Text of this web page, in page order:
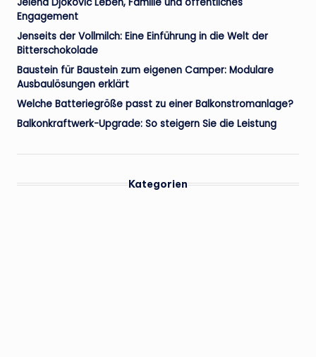
Engagement
Jenseits der Vollmilch: Eine Einführung in die Welt der
Bitterschokolade
Baustein für Baustein zum eigenen Camper: Modulare
Ausbaulösungen erklärt
Welche Batteriegröße passt zu einer Balkonstromanlage?
Balkonkraftwerk-Upgrade: So steigern Sie die Leistung
Kategorien